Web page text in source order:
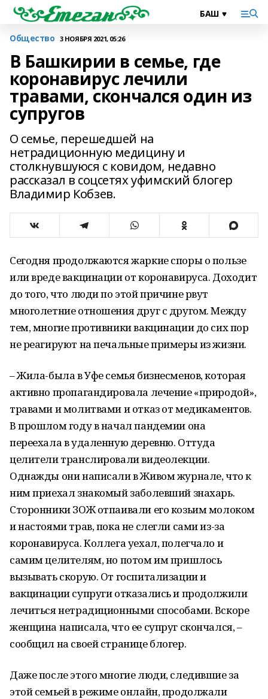
Общество 3 НОЯБРЯ 2021, 05:26
В Башкирии в семье, где
коронавирус лечили
травами, скончался один из
супругов
О семье, перешедшей на
нетрадиционную медицину и
столкнувшуюся с ковидом, недавно
рассказал в соцсетях уфимский блогер
Владимир Кобзев.
Сегодня продолжаются жаркие споры о пользе
или вреде вакцинации от коронавируса. Доходит
до того, что люди по этой причине рвут
многолетние отношения друг с другом. Между
тем, многие противники вакцинации до сих пор
не реагируют на печальные примеры из жизни.
– Жила-была в Уфе семья бизнесменов, которая
активно пропагандировала лечение «природой»,
травами и молитвами и отказ от медикаментов.
В прошлом году в начал пандемии она
переехала в удаленную деревню. Оттуда
целители транслировали видеолекции.
Однажды они написали в Живом журнале, что к
ним приехал знакомый заболевший знахарь.
Сторонники ЗОЖ отпаивали его козьим молоком
и настоями трав, пока не слегли сами из-за
коронавируса. Коллега уехал, полегчало и
самим целителям, но потом им пришлось
вызывать скорую. От госпитализации и
вакцинации супруги отказались и продолжили
лечиться нетрадиционными способами. Вскоре
женщина написала, что ее супруг скончался, –
сообщил на своей странице блогер.
Даже после этого многие люди, следившие за
этой семьей в режиме онлайн, продолжали